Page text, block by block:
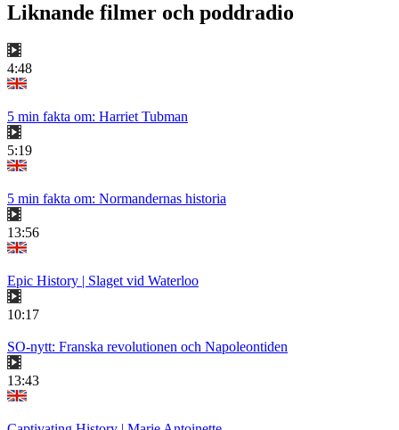
Liknande filmer och poddradio
4:48
5 min fakta om: Harriet Tubman
5:19
5 min fakta om: Normandernas historia
13:56
Epic History | Slaget vid Waterloo
10:17
SO-nytt: Franska revolutionen och Napoleontiden
13:43